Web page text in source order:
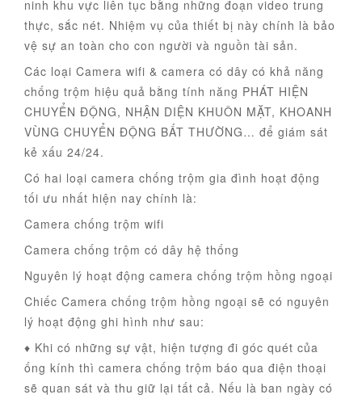
ninh khu vực liên tục bằng những đoạn video trung
thực, sắc nét. Nhiệm vụ của thiết bị này chính là bảo
vệ sự an toàn cho con người và nguồn tài sản.
Các loại Camera wifi & camera có dây có khả năng
chống trộm hiệu quả bằng tính năng PHÁT HIỆN
CHUYỂN ĐỘNG, NHẬN DIỆN KHUÔN MẶT, KHOANH
VÙNG CHUYỂN ĐỘNG BẤT THƯỜNG… để giám sát
kẻ xấu 24/24.
Có hai loại camera chống trộm gia đình hoạt động
tối ưu nhất hiện nay chính là:
Camera chống trộm wifi
Camera chống trộm có dây hệ thống
Nguyên lý hoạt động camera chống trộm hồng ngoại
Chiếc Camera chống trộm hồng ngoại sẽ có nguyên
lý hoạt động ghi hình như sau:
♦ Khi có những sự vật, hiện tượng đi góc quét của
ống kính thì camera chống trộm báo qua điện thoại
sẽ quan sát và thu giữ lại tất cả. Nếu là ban ngày có